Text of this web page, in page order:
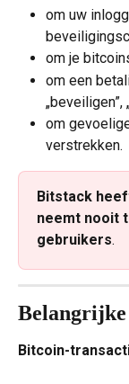
om uw
om je
om een
„beveiligen”,
om
verstrekken.
Bitstack
neemt nooit
gebruikers.
Bitcoin-